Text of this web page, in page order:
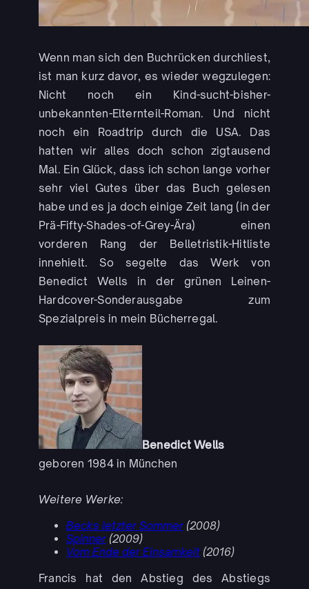
Wenn man sich den Buchrücken durchliest,
ist man kurz davor, es wieder wegzulegen:
Nicht noch ein Kind-sucht-bisher-
unbekannten-Elternteil-Roman. Und nicht
noch ein Roadtrip durch die USA. Das
hatten wir alles doch schon zigtausend
Mal. Ein Glück, dass ich schon lange vorher
sehr viel Gutes über das Buch gelesen
habe und es ja doch einige Zeit lang (in der
Prä-Fifty-Shades-of-Grey-Ära) einen
vorderen Rang der Belletristik-Hitliste
innehielt. So segelte das Werk von
Benedict Wells in der grünen Leinen-
Hardcover-Sonderausgabe zum
Spezialpreis in mein Bücherregal.
Benedict Wells
geboren 1984 in München
Weitere Werke:
Becks letzter Sommer (2008)
Spinner (2009)
Vom Ende der Einsamkeit (2016)
Francis hat den Abstieg des Abstiegs